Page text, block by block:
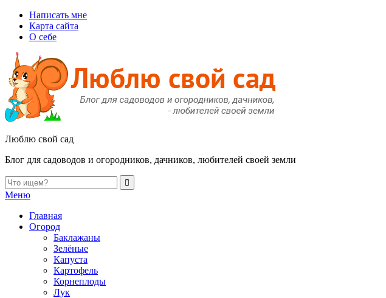
Написать мне
Карта сайта
О себе
Люблю свой сад
Блог для садоводов и огородников, дачников, любителей своей земли
Меню
Главная
Огород
Баклажаны
Зелёные
Капуста
Картофель
Корнеплоды
Лук